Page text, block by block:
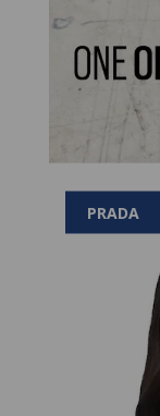
PRADA